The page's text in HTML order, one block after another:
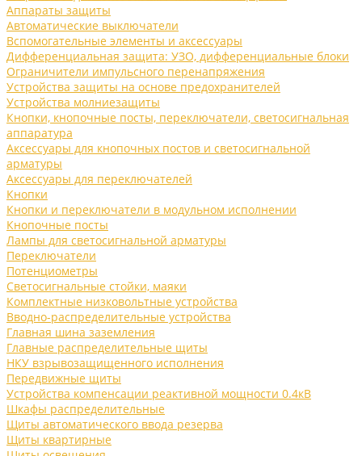
Аппараты защиты
Автоматические выключатели
Вспомогательные элементы и аксессуары
Дифференциальная защита: УЗО, дифференциальные блоки
Ограничители импульсного перенапряжения
Устройства защиты на основе предохранителей
Устройства молниезащиты
Кнопки, кнопочные посты, переключатели, светосигнальная
аппаратура
Аксессуары для кнопочных постов и светосигнальной
арматуры
Аксессуары для переключателей
Кнопки
Кнопки и переключатели в модульном исполнении
Кнопочные посты
Лампы для светосигнальной арматуры
Переключатели
Потенциометры
Светосигнальные стойки, маяки
Комплектные низковольтные устройства
Вводно-распределительные устройства
Главная шина заземления
Главные распределительные щиты
НКУ взрывозащищенного исполнения
Передвижные щиты
Устройства компенсации реактивной мощности 0.4кВ
Шкафы распределительные
Щиты автоматического ввода резерва
Щиты квартирные